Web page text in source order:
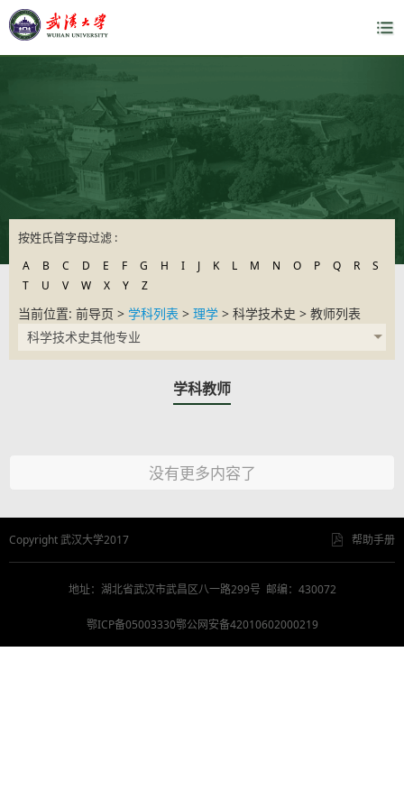
按姓氏首字母过滤 :
A B C D E F G H I J K L M N O P Q R
S
T
U V W X Y Z
当前位置: 前导页 > 学科列表 > 理学 > 科学技术史 > 教师列表
科学技术史其他专业
学科教师
没有更多内容了
Copyright 武汉大学2017 帮助手册
地址：湖北省武汉市武昌区八一路299号 邮编：430072
鄂ICP备05003330鄂公网安备42010602000219